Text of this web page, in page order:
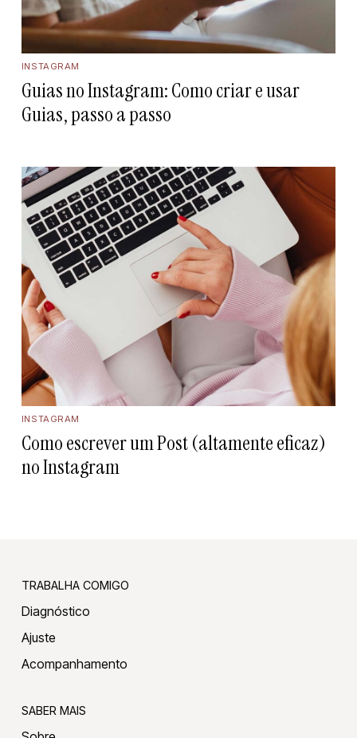
INSTAGRAM
Guias no Instagram: Como criar e usar
Guias, passo a passo
INSTAGRAM
Como escrever um Post (altamente eficaz)
no Instagram
TRABALHA COMIGO
Diagnóstico
Ajuste
Acompanhamento
SABER MAIS